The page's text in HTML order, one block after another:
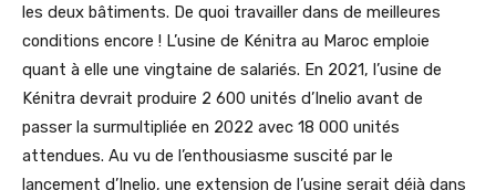
les deux bâtiments. De quoi travailler dans de meilleures
conditions encore ! L’usine de Kénitra au Maroc emploie
quant à elle une vingtaine de salariés. En 2021, l’usine de
Kénitra devrait produire 2 600 unités d’Inelio avant de
passer la surmultipliée en 2022 avec 18 000 unités
attendues. Au vu de l’enthousiasme suscité par le
lancement d’Inelio, une extension de l’usine serait déjà dans